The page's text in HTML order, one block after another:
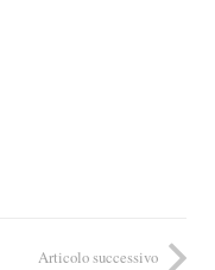
Articolo successivo